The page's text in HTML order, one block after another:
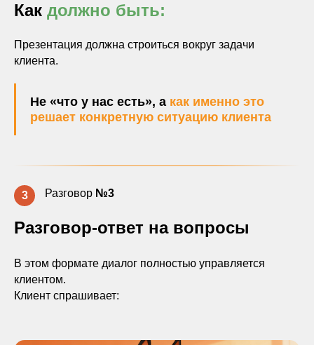
Как должно быть:
Презентация должна строиться вокруг задачи
клиента.
Не «что у нас есть», а как именно это
решает конкретную ситуацию клиента
3 Разговор №3
Разговор-ответ на вопросы
В этом формате диалог полностью управляется
клиентом.
Клиент спрашивает: